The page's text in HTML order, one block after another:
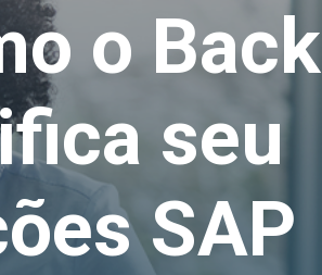
o Back
seu
SAP